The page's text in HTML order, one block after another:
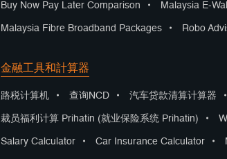
Buy Now Pay Later Comparison • Malaysia E-
Malaysia Fibre Broadband Packages • Robo
金融工具和計算器
路税计算机 • 查询NCD • 汽车贷款清算计算器 •
裁员福利计算 Prihatin (就业保险系统 Prihatin) •
Salary Calculator • Car Insurance Calculator •